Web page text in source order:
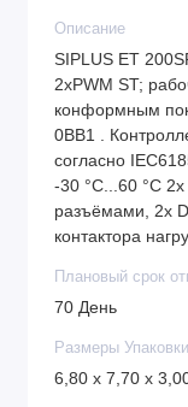
Описание
SIPLUS ET
2xPWM ST;
конформным
0BB1 .
согласно
-30 °C...60 °C
разъёмами, 2x
контактора
Плановый срок
70 День
Размеры Упаковки
6,80 x 7,70 x